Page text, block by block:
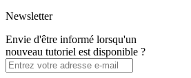
Newsletter
Envie d'être informé lorsqu'un
nouveau tutoriel est disponible ?